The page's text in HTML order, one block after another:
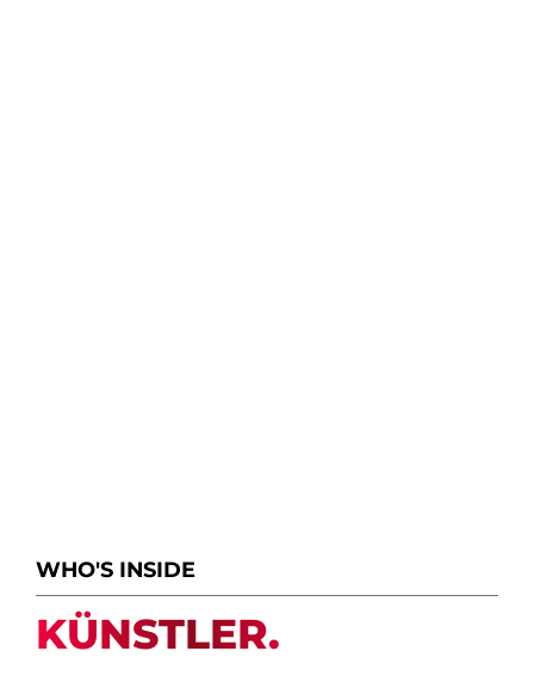
WHO'S INSIDE
KÜNSTLER.